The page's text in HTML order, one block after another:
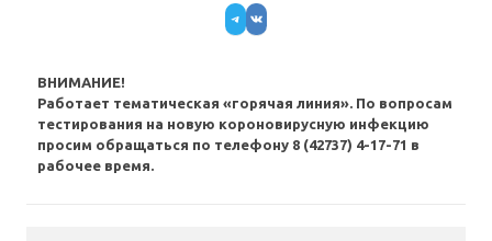
Telegram
VK
ВНИМАНИЕ!
Работает тематическая «горячая линия». По вопросам
тестирования на новую короновирусную инфекцию
просим обращаться по телефону 8 (42737) 4-17-71 в
рабочее время.